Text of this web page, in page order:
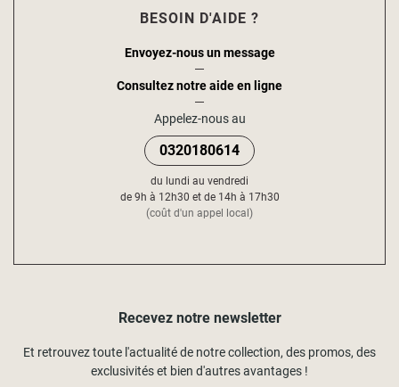
Recevez notre newsletter
Et retrouvez toute l'actualité de notre collection, des promos, des
exclusivités et bien d'autres avantages !
BESOIN D'AIDE ?
Envoyez-nous un message
Consultez notre aide en ligne
Appelez-nous au
0320180614
du lundi au vendredi
de 9h à 12h30 et de 14h à 17h30
(coût d'un appel local)